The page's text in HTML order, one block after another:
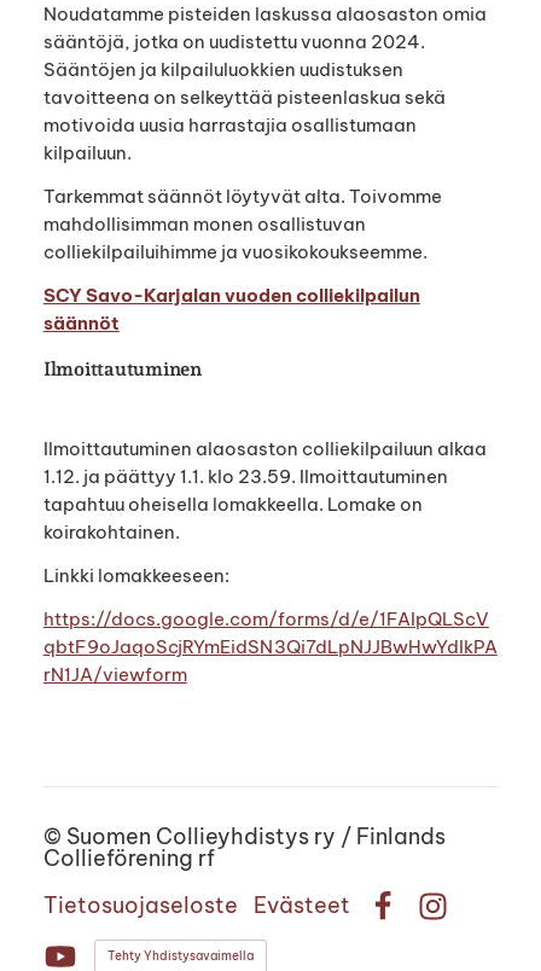
Noudatamme pisteiden laskussa alaosaston omia
sääntöjä, jotka on uudistettu vuonna 2024.
Sääntöjen ja kilpailuluokkien uudistuksen
tavoitteena on selkeyttää pisteenlaskua sekä
motivoida uusia harrastajia osallistumaan
kilpailuun.
Tarkemmat säännöt löytyvät alta. Toivomme
mahdollisimman monen osallistuvan
colliekilpailuihimme ja vuosikokoukseemme.
SCY Savo-Karjalan vuoden colliekilpailun
säännöt
Ilmoittautuminen
Ilmoittautuminen alaosaston colliekilpailuun alkaa
1.12. ja päättyy 1.1. klo 23.59. Ilmoittautuminen
tapahtuu oheisella lomakkeella. Lomake on
koirakohtainen.
Linkki lomakkeeseen:
https://docs.google.com/forms/d/e/1FAIpQLScV
qbtF9oJaqoScjRYmEidSN3Qi7dLpNJJBwHwYdIkPA
rN1JA/viewform
© Suomen Collieyhdistys ry / Finlands
Collieförening rf
Tietosuojaseloste
Evästeet
Tehty Yhdistysavaimella